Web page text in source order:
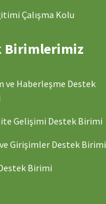
Çalışma Kolu
Birimlerimiz
ve Haberleşme Destek
Gelişimi Destek Birimi
Girişimler Destek Birimi
Birimi